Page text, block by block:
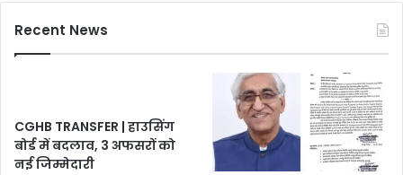
Recent News
CGHB TRANSFER | हाउसिंग
बोर्ड में बदलाव, 3 अफसरों को
नई जिम्मेदारी